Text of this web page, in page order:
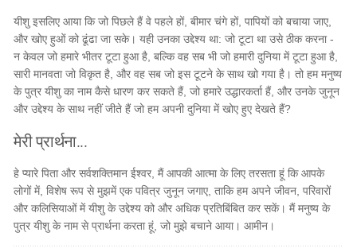
यीशु इसलिए आया कि जो पिछले हैं वे पहले हों, बीमार चंगे हों, पापियों को बचाया जाए,
और खोए हुओं को ढूंढा जा सके। यही उनका उद्देश्य था: जो टूटा था उसे ठीक करना -
न केवल जो हमारे भीतर टूटा हुआ है, बल्कि वह सब भी जो हमारी दुनिया में टूटा हुआ है,
सारी मानवता जो विकृत है, और वह सब जो इस टूटने के साथ खो गया है। तो हम मनुष्य
के पुत्र यीशु का नाम कैसे धारण कर सकते हैं, जो हमारे उद्धारकर्ता हैं, और उनके जुनून
और उद्देश्य के साथ नहीं जीते हैं जो हम अपनी दुनिया में खोए हुए देखते हैं?
मेरी प्रार्थना...
हे प्यारे पिता और सर्वशक्तिमान ईश्वर, मैं आपकी आत्मा के लिए तरसता हूं कि आपके
लोगों में, विशेष रूप से मुझमें एक पवित्र जुनून जगाए, ताकि हम अपने जीवन, परिवारों
और कलिसियाओं में यीशु के उद्देश्य को और अधिक प्रतिबिंबित कर सकें। मैं मनुष्य के
पुत्र यीशु के नाम से प्रार्थना करता हूं, जो मुझे बचाने आया। आमीन।